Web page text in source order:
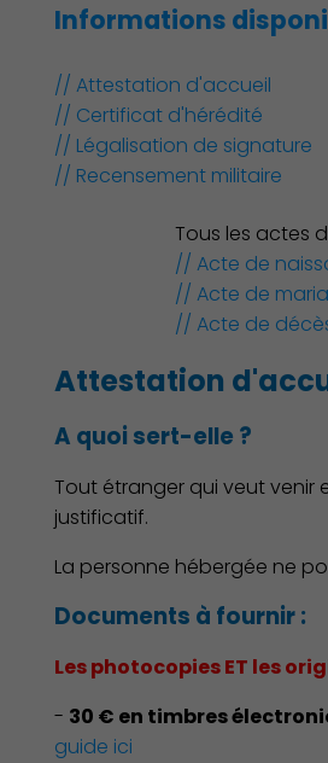
Informations
// Attestation d'accueil
// Certificat d'hérédité
// Légalisation de signature
// Recensement militaire
Tous les actes
// Acte de
// Acte de
// Acte de
Attestation
A quoi sert-elle ?
Tout étranger qui veut venir
justificatif.
La personne hébergée ne
Documents à fournir :
Les photocopiesET les
- 30 € en timbres
guide ici